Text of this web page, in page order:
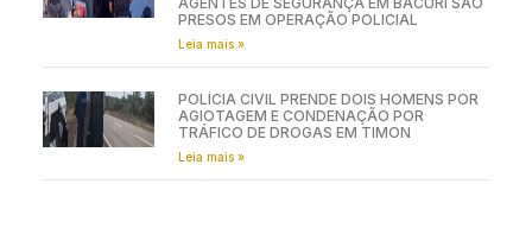
PRESOS EM OPERAÇÃO POLICIAL
Leia mais »
POLÍCIA CIVIL PRENDE DOIS HOMENS POR
AGIOTAGEM E CONDENAÇÃO POR
TRÁFICO DE DROGAS EM TIMON
Leia mais »